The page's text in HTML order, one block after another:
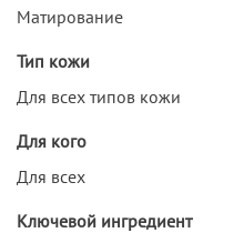
Матирование
Тип кожи
Для всех типов кожи
Для кого
Для всех
Ключевой ингредиент